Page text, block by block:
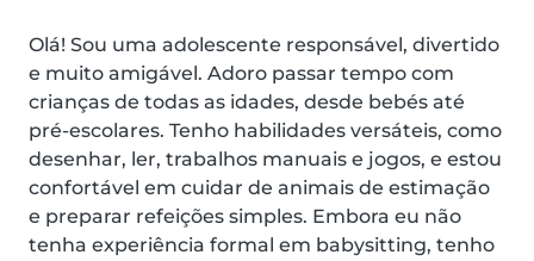
Olá! Sou uma adolescente responsável, divertido
e muito amigável. Adoro passar tempo com
crianças de todas as idades, desde bebés até
pré-escolares. Tenho habilidades versáteis, como
desenhar, ler, trabalhos manuais e jogos, e estou
confortável em cuidar de animais de estimação
e preparar refeições simples. Embora eu não
tenha experiência formal em babysitting, tenho